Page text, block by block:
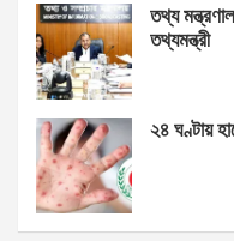
তথ্য
তথ্যমন্ত্রী
২৪ ঘণ্টায়